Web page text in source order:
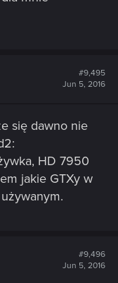
#9,495
Jun 5, 2016
się dawno nie
HD 7950
jakie GTXy w
#9,496
Jun 5, 2016